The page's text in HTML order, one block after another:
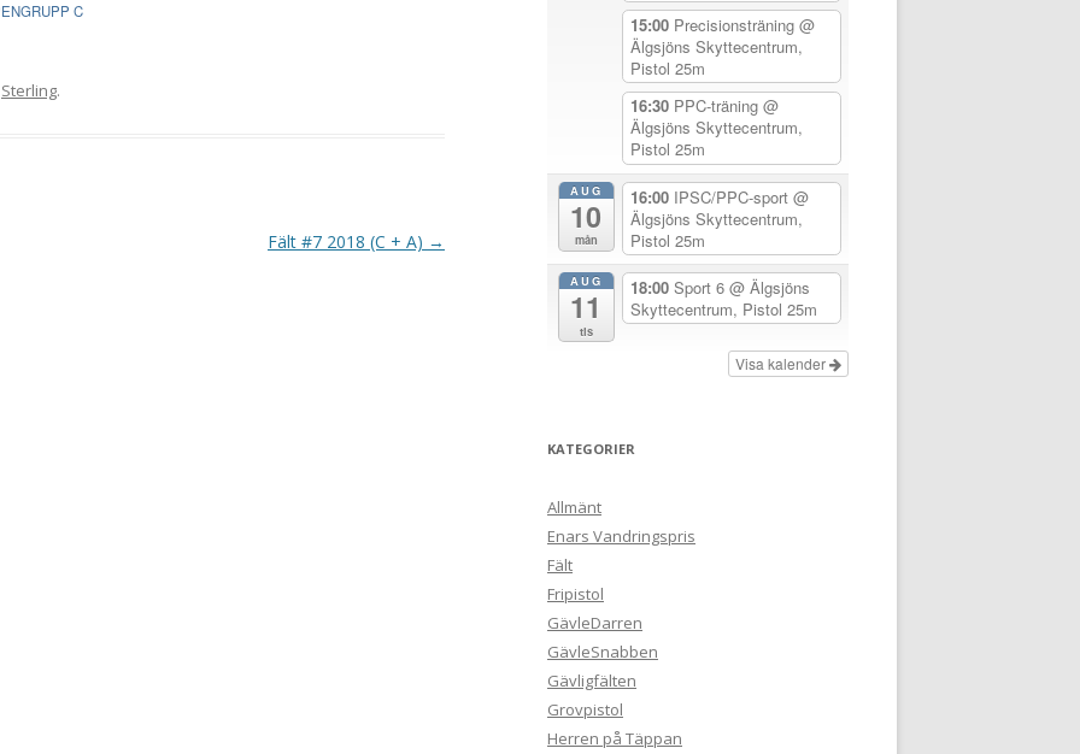
C
Sterling.
Fält #7 2018 (C + A) →
15:00 Precisionsträning @
Älgsjöns Skyttecentrum,
Pistol 25m
16:30 PPC-träning @
Älgsjöns Skyttecentrum,
Pistol 25m
AUG
10
mån
16:00 IPSC/PPC-sport @
Älgsjöns Skyttecentrum,
Pistol 25m
AUG
11
tis
18:00 Sport 6 @ Älgsjöns
Skyttecentrum, Pistol 25m
Visa kalender
KATEGORIER
Allmänt
Enars Vandringspris
Fält
Fripistol
GävleDarren
GävleSnabben
Gävligfälten
Grovpistol
Herren på Täppan